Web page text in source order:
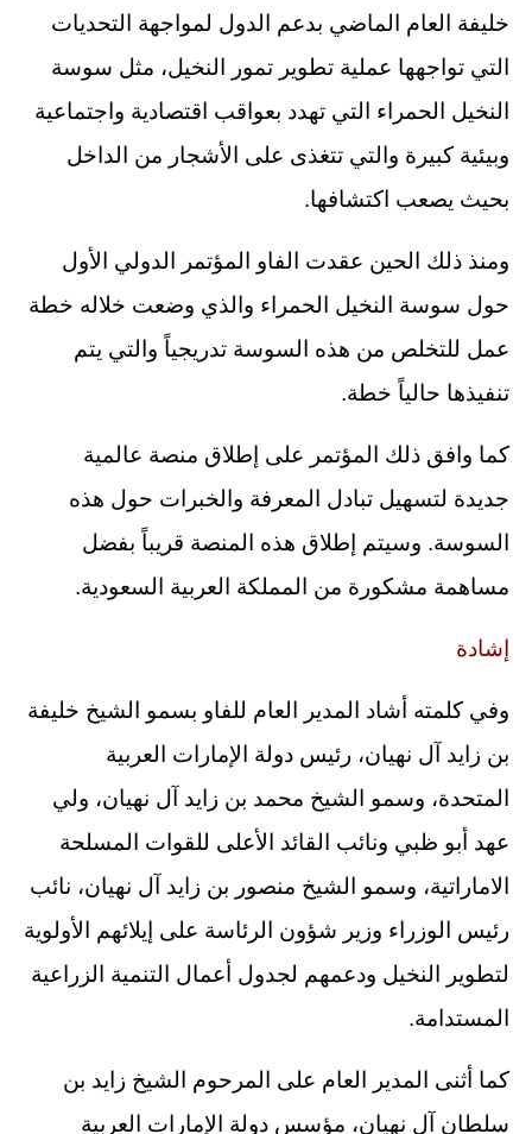
خليفة العام الماضي بدعم الدول لمواجهة التحديات
التي تواجهها عملية تطوير تمور النخيل، مثل سوسة
النخيل الحمراء التي تهدد بعواقب اقتصادية واجتماعية
وبيئية كبيرة والتي تتغذى على الأشجار من الداخل
بحيث يصعب اكتشافها.
ومنذ ذلك الحين عقدت الفاو المؤتمر الدولي الأول
حول سوسة النخيل الحمراء والذي وضعت خلاله خطة
عمل للتخلص من هذه السوسة تدريجياً والتي يتم
تنفيذها حالياً خطة.
كما وافق ذلك المؤتمر على إطلاق منصة عالمية
جديدة لتسهيل تبادل المعرفة والخبرات حول هذه
السوسة. وسيتم إطلاق هذه المنصة قريباً بفضل
مساهمة مشكورة من المملكة العربية السعودية.
إشادة
وفي كلمته أشاد المدير العام للفاو بسمو الشيخ خليفة
بن زايد آل نهيان، رئيس دولة الإمارات العربية
المتحدة، وسمو الشيخ محمد بن زايد آل نهيان، ولي
عهد أبو ظبي ونائب القائد الأعلى للقوات المسلحة
الاماراتية، وسمو الشيخ منصور بن زايد آل نهيان، نائب
رئيس الوزراء وزير شؤون الرئاسة على إيلائهم الأولوية
لتطوير النخيل ودعمهم لجدول أعمال التنمية الزراعية
المستدامة.
كما أثنى المدير العام على المرحوم الشيخ زايد بن
سلطان آل نهيان، مؤسس دولة الإمارات العربية